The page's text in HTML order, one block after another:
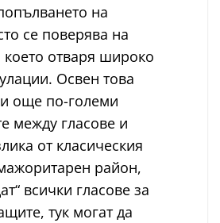
на
се поверява на
отваря широко
Освен това
още по-големи
между гласове и
от класическия
район,
всички гласове за
тук могат да